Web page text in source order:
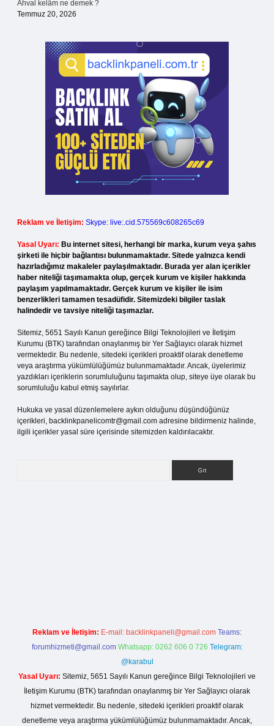
Ahval kelâm ne demek ?
Temmuz 20, 2026
Reklam ve İletişim: Skype: live:.cid.575569c608265c69
Yasal Uyarı: Bu internet sitesi, herhangi bir marka, kurum veya şahıs
şirketi ile hiçbir bağlantısı bulunmamaktadır. Sitede yalnızca kendi
hazırladığımız makaleler paylaşılmaktadır. Burada yer alan içerikler
haber niteliği taşımamakta olup, gerçek kurum ve kişiler hakkında
paylaşım yapılmamaktadır. Gerçek kurum ve kişiler ile isim
benzerlikleri tamamen tesadüfidir. Sitemizdeki bilgiler taslak
halindedir ve tavsiye niteliği taşımazlar.
Sitemiz, 5651 Sayılı Kanun gereğince Bilgi Teknolojileri ve İletişim
Kurumu (BTK) tarafından onaylanmış bir Yer Sağlayıcı olarak hizmet
vermektedir. Bu nedenle, sitedeki içerikleri proaktif olarak denetleme
veya araştırma yükümlülüğümüz bulunmamaktadır. Ancak, üyelerimiz
yazdıkları içeriklerin sorumluluğunu taşımakta olup, siteye üye olarak bu
sorumluluğu kabul etmiş sayılırlar.
Hukuka ve yasal düzenlemelere aykırı olduğunu düşündüğünüz
içerikleri, backlinkpanelicomtr@gmail.com adresine bildirmeniz halinde,
ilgili içerikler yasal süre içerisinde sitemizden kaldırılacaktır.
Reklam ve İletişim: E-mail: backlinkpaneli@gmail.com Teams:
forumhizmeti@gmail.com Whatsapp: 0262 606 0 726 Telegram:
@karabul
Yasal Uyarı: Sitemiz, 5651 Sayılı Kanun gereğince Bilgi Teknolojileri ve
İletişim Kurumu (BTK) tarafından onaylanmış bir Yer Sağlayıcı olarak
hizmet vermektedir. Bu nedenle, sitedeki içerikleri proaktif olarak
denetleme veya araştırma yükümlülüğümüz bulunmamaktadır. Ancak,